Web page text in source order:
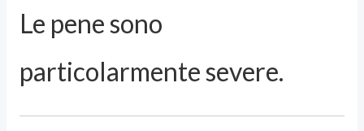
Le pene sono
particolarmente severe.